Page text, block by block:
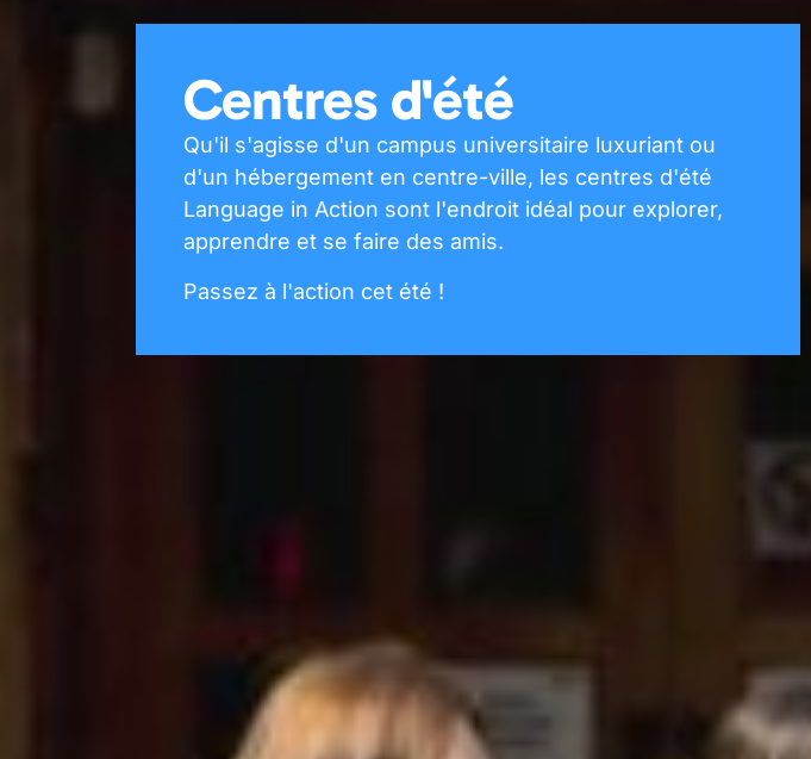
Centres d'été
Qu'il s'agisse d'un campus universitaire luxuriant ou
d'un hébergement en centre-ville, les centres d'été
Language in Action sont l'endroit idéal pour explorer,
apprendre et se faire des amis.
Passez à l'action cet été !